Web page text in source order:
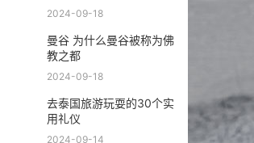
2024-09-18
曼谷 为什么曼谷被称为佛
教之都
2024-09-18
去泰国旅游玩耍的30个实
用礼仪
2024-09-14